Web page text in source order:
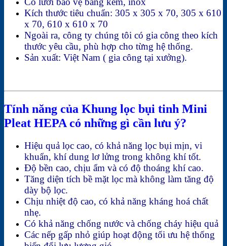
Kích thước tiêu chuẩn: 305 x 305 x 70, 305 x 610
x 70, 610 x 610 x 70
Ngoài ra, công ty chúng tôi có gia công theo kích
thước yêu cầu, phù hợp cho từng hệ thống.
Sản xuất: Việt Nam ( gia công tại xưởng).
Tính năng của Khung lọc bụi tinh Mini
Pleat HEPA có những gì cần lưu ý?
Hiệu quả lọc cao, có khả năng lọc bụi mịn, vi
khuẩn, khí dung lơ lửng trong không khí tốt.
Độ bền cao, chịu ẩm và có độ thoáng khí cao.
Tăng diện tích bề mặt lọc mà không làm tăng độ
dày bộ lọc.
Chịu nhiệt độ cao, có khả năng kháng hoá chất
nhẹ.
Có khả năng chống nước và chống cháy hiệu quả
Các nếp gấp nhỏ giúp hoạt động tối ưu hệ thống